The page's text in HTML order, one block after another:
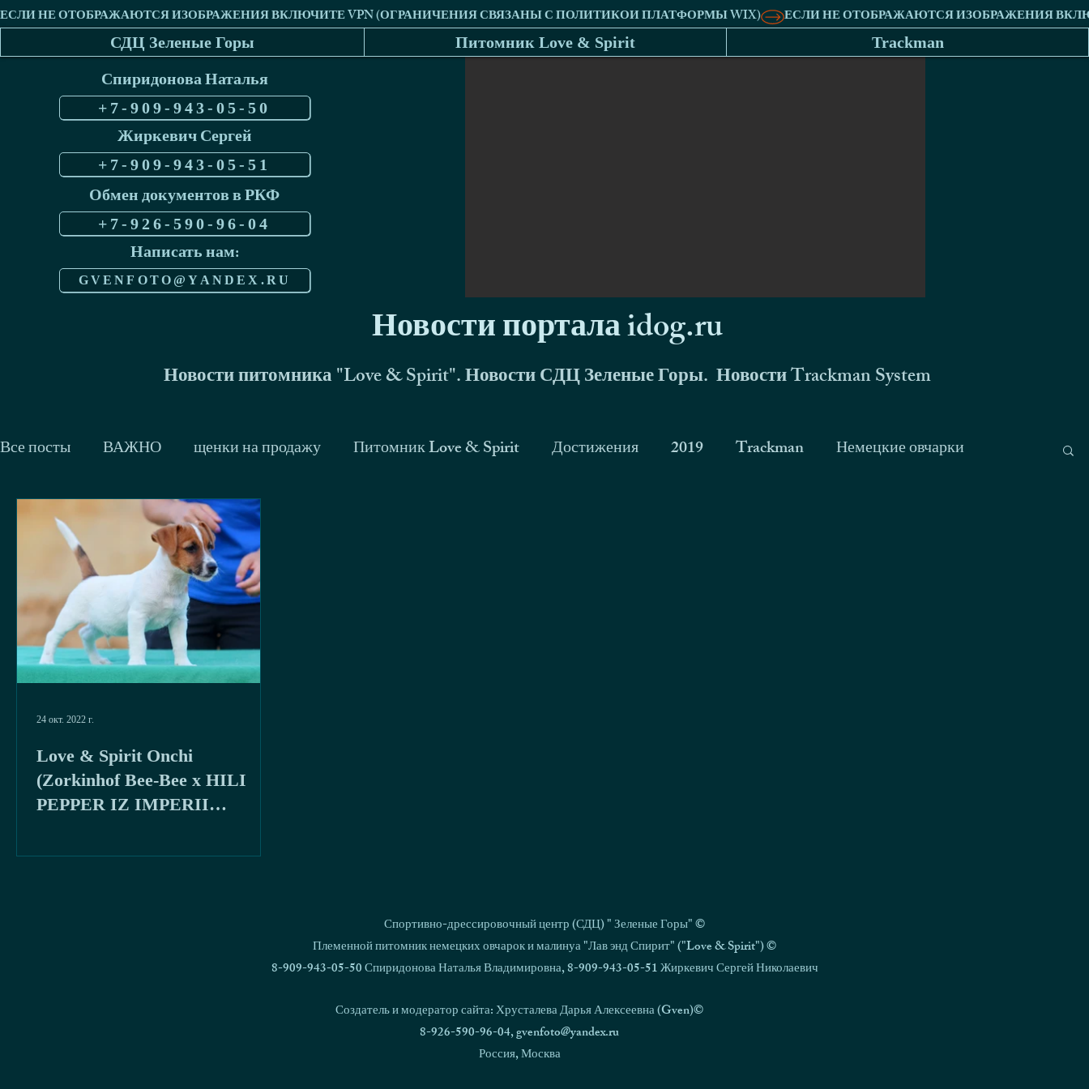
СДЦ Зеленые Горы Питомник Love & Spirit Trackman
Спиридонова Наталья
+7-909-943-05-50
Жиркевич Сергей
+7-909-943-05-51
Обмен документов в РКФ
+7-926-590-96-04
Написать нам:
GVENFOTO@YANDEX.RU
Новости портала idog.ru
Новости питомника "Love & Spirit". Новости СДЦ Зеленые Горы. Новости Trackman System
Все посты ВАЖНО щенки на продажу Питомник Love & Spirit Достижения 2019 Trackman Немецкие овчарки
Малинуа Наталья Спиридонова
2014 2013 Тренинги и семинары
Сергей Жиркевич Глюкоза Эквидиус
Love & Spirit Onchi
(Zorkinhof Bee-Bee x HILI
PEPPER IZ IMPERII
Влади
24 окт. 2022 г.
Спортивно-дрессировочный центр (СДЦ) " Зеленые Горы" ©
Племенной питомник немецких овчарок и малинуа "Лав энд Спирит" ("Love & Spirit") ©
8-909-943-05-50 Спиридонова Наталья Владимировна, 8-909-943-05-51 Жиркевич Сергей Николаевич
Создатель и модератор сайта: Хрусталева Дарья Алексеевна (Gven)©
8-926-590-96-04,gvenfoto@yandex.ru
Россия, Москва